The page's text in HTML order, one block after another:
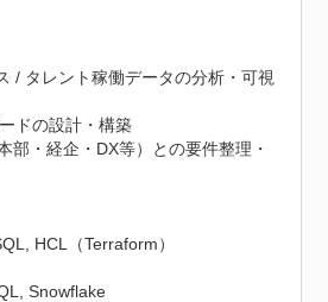
/ タレント稼働データの分析・可視
ドの設計・構築
部・経企・DX等）との要件整理・
HCL（Terraform）
Snowflake